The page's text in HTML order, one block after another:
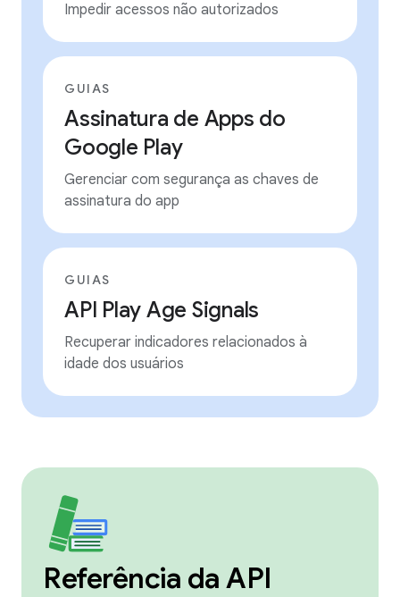
Impedir acessos não autorizados
GUIAS
Assinatura de Apps do
Google Play
Gerenciar com segurança as chaves de
assinatura do app
GUIAS
API Play Age Signals
Recuperar indicadores relacionados à
idade dos usuários
Referência da API